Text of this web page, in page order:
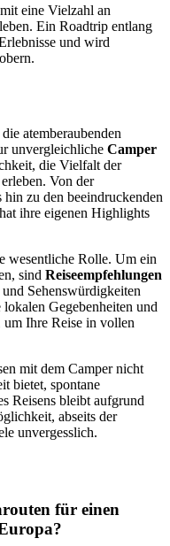
eine Vielzahl an
Ein Roadtrip entlang
und wird
atemberaubenden
unvergleichliche Camper
die Vielfalt der
Von der
zu den beeindruckenden
ihre eigenen Highlights
wesentliche Rolle. Um ein
sind Reiseempfehlungen
Sehenswürdigkeiten
Gegebenheiten und
um Ihre Reise in vollen
mit dem Camper nicht
bietet, spontane
Reisens bleibt aufgrund
abseits der
unvergesslich.
für einen